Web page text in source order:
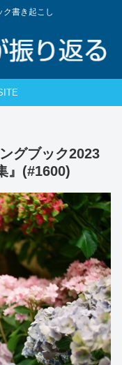
ク書き起こし
グブック2023
』(#1600)